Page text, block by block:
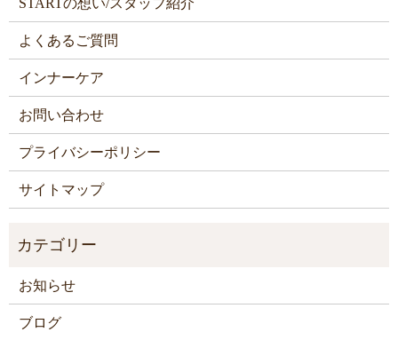
STARTの想い/スタッフ紹介
よくあるご質問
インナーケア
お問い合わせ
プライバシーポリシー
サイトマップ
お知らせ
ブログ